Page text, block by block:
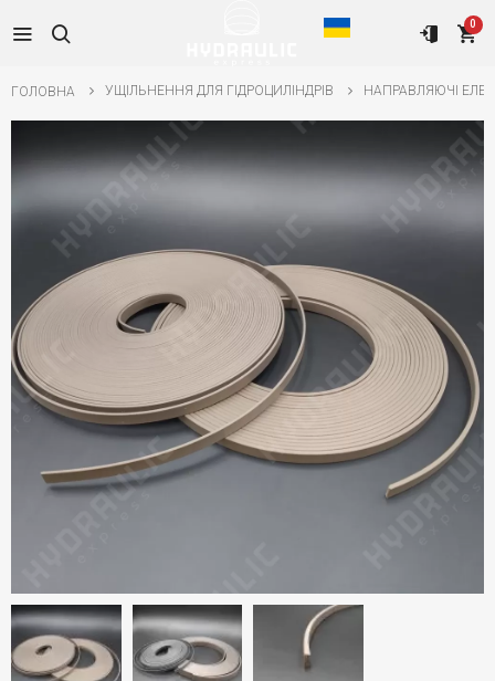
0
ГОЛОВНА УЩІЛЬНЕННЯ ДЛЯ ГІДРОЦИЛІНДРІВ НАПРАВЛЯЮЧІ